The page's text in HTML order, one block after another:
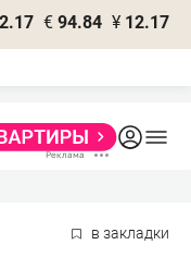
€ 94.84 ¥ 12.17
в закладки